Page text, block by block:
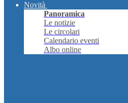
Novità
Panoramica
Le notizie
Le circolari
Calendario eventi
Albo online